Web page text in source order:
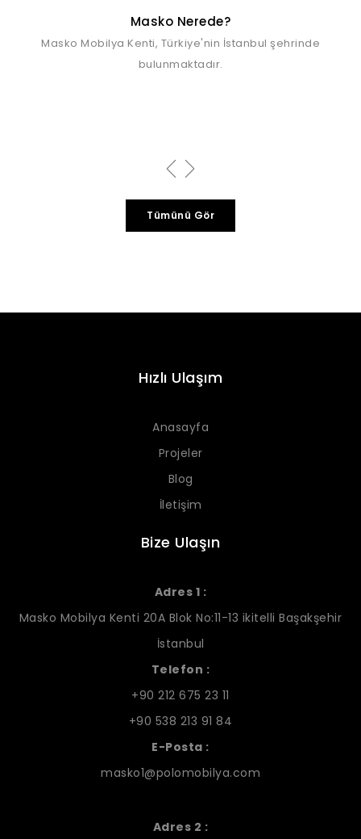
Masko Nerede?
Masko Mobilya Kenti, Türkiye'nin İstanbul şehrinde
bulunmaktadır.
Tümünü Gör
Hızlı Ulaşım
Anasayfa
Projeler
Blog
İletişim
Bize Ulaşın
Adres 1 :
Masko Mobilya Kenti 20A Blok No:11-13 ikitelli Başakşehir
İstanbul
Telefon :
+90 212 675 23 11
+90 538 213 91 84
E-Posta :
masko1@polomobilya.com
Adres 2 :